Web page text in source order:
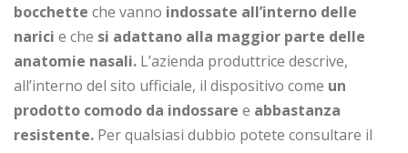
bocchette che vanno indossate all’interno delle
narici e che si adattano alla maggior parte delle
anatomie nasali. L’azienda produttrice descrive,
all’interno del sito ufficiale, il dispositivo come un
prodotto comodo da indossare e abbastanza
resistente. Per qualsiasi dubbio potete consultare il